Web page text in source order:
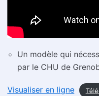
Un modèle qui
par le CHU de
Visualiser en ligne